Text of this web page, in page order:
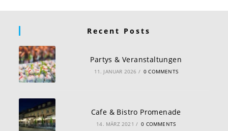
Recent Posts
Partys & Veranstaltungen
11. JANUAR 2026 / 0 COMMENTS
Cafe & Bistro Promenade
14. MÄRZ 2021 / 0 COMMENTS